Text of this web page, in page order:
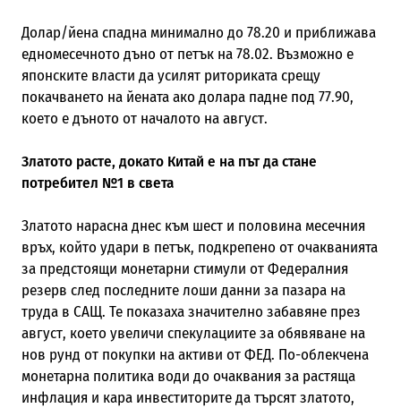
Долар/йена спадна минимално до 78.20 и приближава
едномесечното дъно от петък на 78.02. Възможно е
японските власти да усилят риториката срещу
покачването на йената ако долара падне под 77.90,
което е дъното от началото на август.
Златото расте, докато Китай е на път да стане
потребител №1 в света
Златото нарасна днес към шест и половина месечния
връх, който удари в петък, подкрепено от очакванията
за предстоящи монетарни стимули от Федералния
резерв след последните лоши данни за пазара на
труда в САЩ. Те показаха значително забавяне през
август, което увеличи спекулациите за обявяване на
нов рунд от покупки на активи от ФЕД. По-облекчена
монетарна политика води до очаквания за растяща
инфлация и кара инвеститорите да търсят златото,